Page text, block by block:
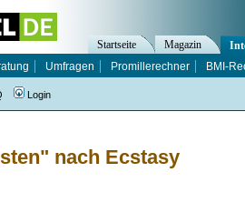
nach Ecstasy
Startseite Magazin
Umfragen Promillerechner BMI-
Login